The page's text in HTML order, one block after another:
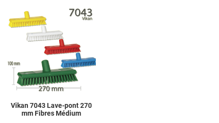
Vikan 7043 Lave-pont 270
mm Fibres Médium